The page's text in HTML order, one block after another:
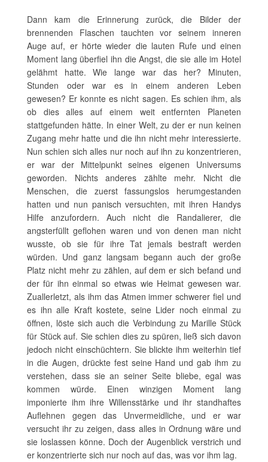
Dann kam die Erinnerung zurück, die Bilder der
brennenden Flaschen tauchten vor seinem inneren
Auge auf, er hörte wieder die lauten Rufe und einen
Moment lang überfiel ihn die Angst, die sie alle im Hotel
gelähmt hatte. Wie lange war das her? Minuten,
Stunden oder war es in einem anderen Leben
gewesen? Er konnte es nicht sagen. Es schien ihm, als
ob dies alles auf einem weit entfernten Planeten
stattgefunden hätte. In einer Welt, zu der er nun keinen
Zugang mehr hatte und die ihn nicht mehr interessierte.
Nun schien sich alles nur noch auf ihn zu konzentrieren,
er war der Mittelpunkt seines eigenen Universums
geworden. Nichts anderes zählte mehr. Nicht die
Menschen, die zuerst fassungslos herumgestanden
hatten und nun panisch versuchten, mit ihren Handys
Hilfe anzufordern. Auch nicht die Randalierer, die
angsterfüllt geflohen waren und von denen man nicht
wusste, ob sie für ihre Tat jemals bestraft werden
würden. Und ganz langsam begann auch der große
Platz nicht mehr zu zählen, auf dem er sich befand und
der für ihn einmal so etwas wie Heimat gewesen war.
Zuallerletzt, als ihm das Atmen immer schwerer fiel und
es ihn alle Kraft kostete, seine Lider noch einmal zu
öffnen, löste sich auch die Verbindung zu Marille Stück
für Stück auf. Sie schien dies zu spüren, ließ sich davon
jedoch nicht einschüchtern. Sie blickte ihm weiterhin tief
in die Augen, drückte fest seine Hand und gab ihm zu
verstehen, dass sie an seiner Seite bliebe, egal was
kommen würde. Einen winzigen Moment lang
imponierte ihm ihre Willensstärke und ihr standhaftes
Auflehnen gegen das Unvermeidliche, und er war
versucht ihr zu zeigen, dass alles in Ordnung wäre und
sie loslassen könne. Doch der Augenblick verstrich und
er konzentrierte sich nur noch auf das, was vor ihm lag.